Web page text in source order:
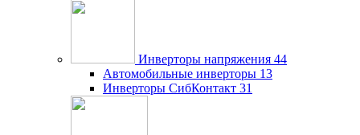
Инверторы напряжения 44
Автомобильные инверторы 13
Инверторы СибКонтакт 31